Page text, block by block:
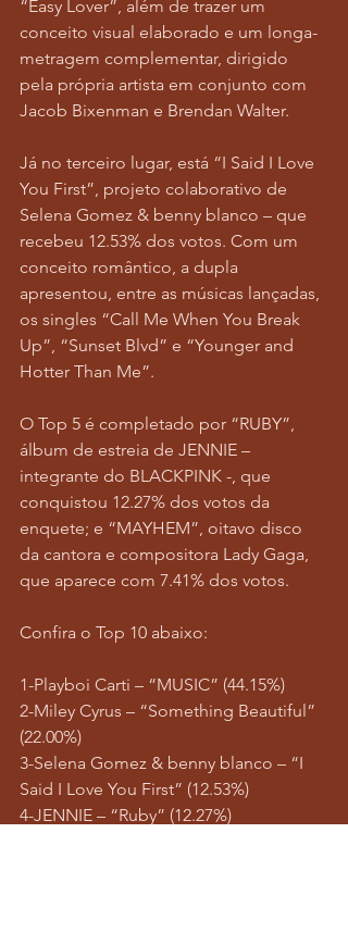
“Easy Lover”, além de trazer um
conceito visual elaborado e um longa-
metragem complementar, dirigido
pela própria artista em conjunto com
Jacob Bixenman e Brendan Walter.
Já no terceiro lugar, está “I Said I Love
You First”, projeto colaborativo de
Selena Gomez & benny blanco – que
recebeu 12.53% dos votos. Com um
conceito romântico, a dupla
apresentou, entre as músicas lançadas,
os singles “Call Me When You Break
Up”, “Sunset Blvd” e “Younger and
Hotter Than Me”.
O Top 5 é completado por “RUBY”,
álbum de estreia de JENNIE –
integrante do BLACKPINK -, que
conquistou 12.27% dos votos da
enquete; e “MAYHEM”, oitavo disco
da cantora e compositora Lady Gaga,
que aparece com 7.41% dos votos.
Confira o Top 10 abaixo:
1-Playboi Carti – “MUSIC” (44.15%)
2-Miley Cyrus – “Something Beautiful”
(22.00%)
3-Selena Gomez & benny blanco – “I
Said I Love You First” (12.53%)
4-JENNIE – “Ruby” (12.27%)